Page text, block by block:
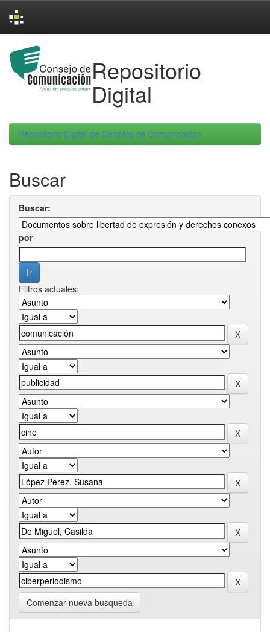
navigation
Repositorio
Digital
Repositorio Digital de Consejo de Comunicacion
Buscar
Buscar:
por
Filtros actuales:
Comenzar nueva busqueda